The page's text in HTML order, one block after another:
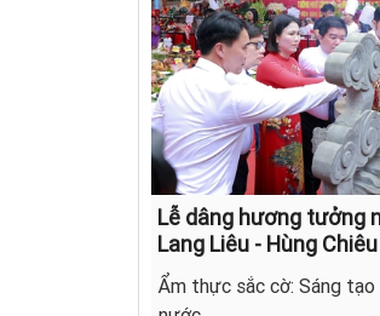
Lễ dâng hương tưởng
Lang Liêu - Hùng
Ẩm thực sắc cờ: Sáng